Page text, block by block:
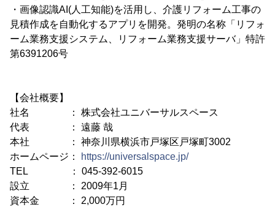
・画像認識AI(人工知能)を活用し、介護リフォーム工事の
見積作成を自動化するアプリを開発。発明の名称「リフォ
ーム業務支援システム、リフォーム業務支援サーバ」特許
第6391206号
【会社概要】
社名 ： 株式会社ユニバーサルスペース
代表 ： 遠藤 哉
本社 ： 神奈川県横浜市戸塚区戸塚町3002
ホームページ：
https://universalspace.jp/
TEL ： 045-392-6015
設立 ： 2009年1月
資本金 ： 2,000万円